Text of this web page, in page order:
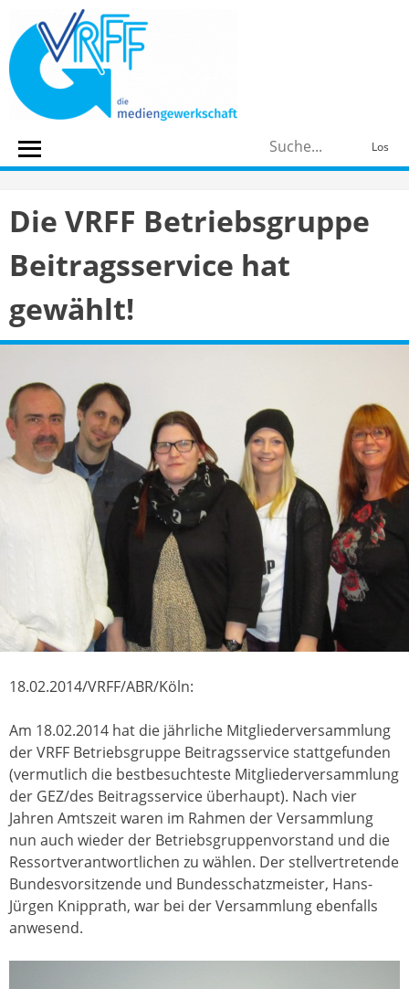
content
Los
Die VRFF Betriebsgruppe
Beitragsservice hat
gewählt!
18.02.2014/VRFF/ABR/Köln:
Am 18.02.2014 hat die jährliche Mitgliederversammlung
der VRFF Betriebsgruppe Beitragsservice stattgefunden
(vermutlich die bestbesuchteste Mitgliederversammlung
der GEZ/des Beitragsservice überhaupt). Nach vier
Jahren Amtszeit waren im Rahmen der Versammlung
nun auch wieder der Betriebsgruppenvorstand und die
Ressortverantwortlichen zu wählen. Der stellvertretende
Bundesvorsitzende und Bundesschatzmeister, Hans-
Jürgen Knipprath, war bei der Versammlung ebenfalls
anwesend.